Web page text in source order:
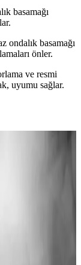
basamağı
ondalık basamağı
önler.
ve resmi
uyumu sağlar.
ve